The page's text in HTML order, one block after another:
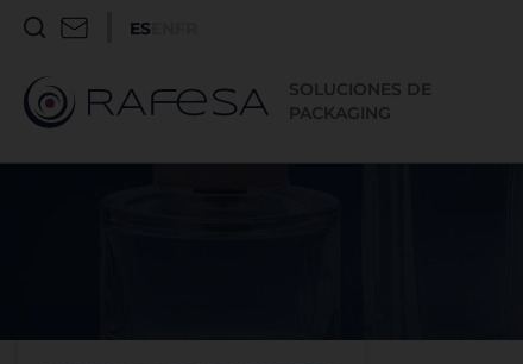
ES
SOLUCIONES DE
PACKAGING